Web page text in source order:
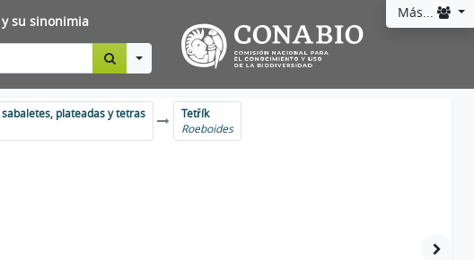
Más...
su sinonimia
Toggle Dropdown
sábalos, sabaletes, plateadas y tetras
Tetřík
Roeboides